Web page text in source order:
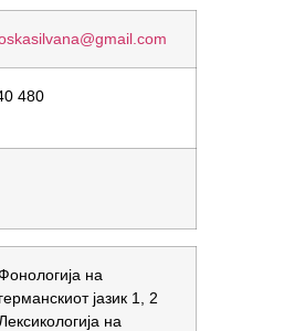
480
на
германскиот јазик 1, 2
на